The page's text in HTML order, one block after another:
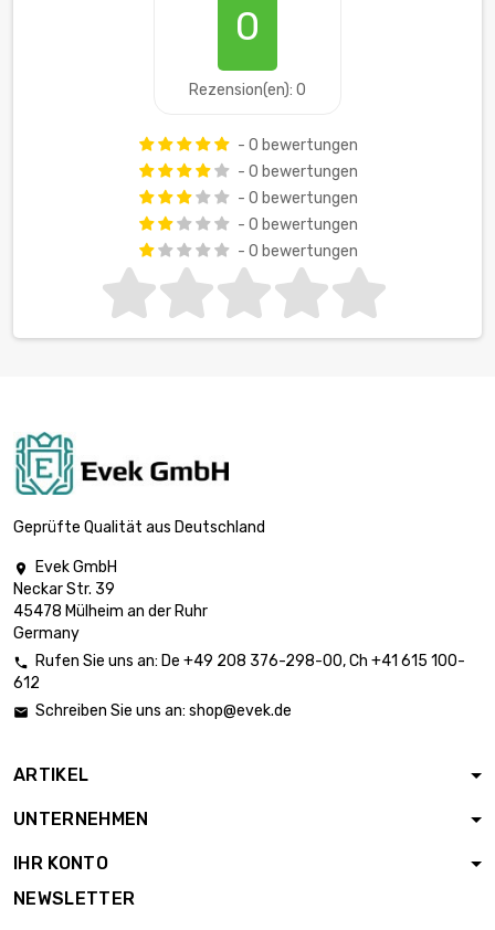
0
Rezension(en): 0
- 0 bewertungen
- 0 bewertungen
- 0 bewertungen
- 0 bewertungen
- 0 bewertungen
Geprüfte Qualität aus Deutschland

Evek GmbH
Neckar Str. 39
45478 Mülheim an der Ruhr
Germany
 Rufen Sie uns an: De +49 208 376-298-00, Ch +41 615 100-
612
 Schreiben Sie uns an: shop@evek.de
ARTIKEL
UNTERNEHMEN
IHR KONTO
NEWSLETTER